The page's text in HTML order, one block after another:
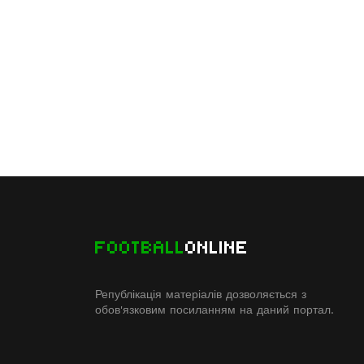
FOOTBALLONLINE
Републікація матеріалів дозволяється з
обов'язковим посиланням на даний портал.